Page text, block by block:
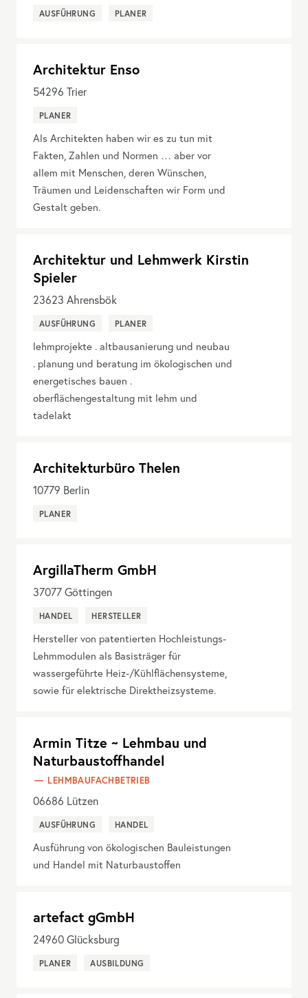
AUSFÜHRUNG PLANER
Architektur Enso
54296 Trier
PLANER
Als Architekten haben wir es zu tun mit
Fakten, Zahlen und Normen … aber vor
allem mit Menschen, deren Wünschen,
Träumen und Leidenschaften wir Form und
Gestalt geben.
Architektur und Lehmwerk Kirstin
Spieler
23623 Ahrensbök
AUSFÜHRUNG PLANER
lehmprojekte . altbausanierung und neubau
. planung und beratung im ökologischen und
energetisches bauen .
oberflächengestaltung mit lehm und
tadelakt
Architekturbüro Thelen
10779 Berlin
PLANER
ArgillaTherm GmbH
37077Göttingen
HANDEL HERSTELLER
Hersteller von patentierten Hochleistungs-
Lehmmodulen als Basisträger für
wassergeführte Heiz-/Kühlflächensysteme,
sowie für elektrische Direktheizsysteme.
Armin Titze ~ Lehmbau und
Naturbaustoffhandel
LEHMBAUFACHBETRIEB
06686 Lützen
AUSFÜHRUNG HANDEL
Ausführung von ökologischen Bauleistungen
und Handel mit Naturbaustoffen
artefact gGmbH
24960Glücksburg
PLANER AUSBILDUNG